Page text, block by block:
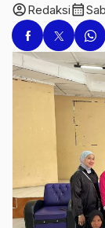
account_circleRedaksicalendar_month